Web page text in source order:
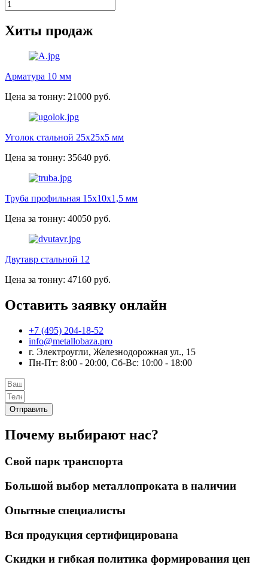
Хиты продаж
Арматура 10 мм
Цена за тонну: 21000 руб.
Уголок стальной 25х25х5 мм
Цена за тонну: 35640 руб.
Труба профильная 15х10х1,5 мм
Цена за тонну: 40050 руб.
Двутавр стальной 12
Цена за тонну: 47160 руб.
Оставить заявку онлайн
+7 (495) 204-18-52
info@metallobaza.pro
г. Электроугли, Железнодорожная ул., 15
Пн-Пт: 8:00 - 20:00, Сб-Вс: 10:00 - 18:00
Отправить
Почему выбирают нас?
Свой парк транспорта
Большой выбор металлопроката в наличии
Опытные специалисты
Вся продукция сертифицирована
Скидки и гибкая политика формирования цен